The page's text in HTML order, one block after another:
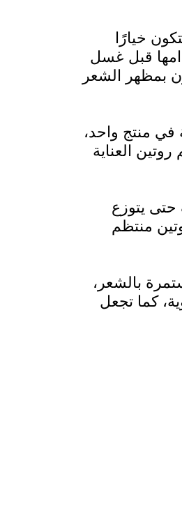
خيارًا
قبل غسل
بمظهر الشعر
في منتج واحد،
العناية
يتوزع
منتظم
بالشعر،
كما تجعل